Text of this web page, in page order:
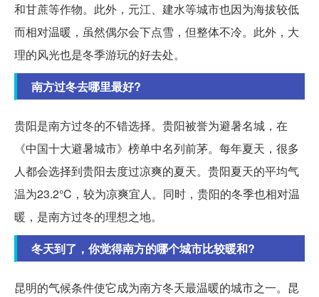
和甘蔗等作物。此外，元江、建水等城市也因为海拔较低
而相对温暖，虽然偶尔会下点雪，但整体不冷。此外，大
理的风光也是冬季游玩的好去处。
南方过冬去哪里最好?
贵阳是南方过冬的不错选择。贵阳被誉为避暑名城，在
《中国十大避暑城市》榜单中名列前茅。每年夏天，很多
人都会选择到贵阳去度过凉爽的夏天。贵阳夏天的平均气
温为23.2°C，较为凉爽宜人。同时，贵阳的冬季也相对温
暖，是南方过冬的理想之地。
冬天到了，你觉得南方的哪个城市比较暖和?
昆明的气候条件使它成为南方冬天最温暖的城市之一。昆